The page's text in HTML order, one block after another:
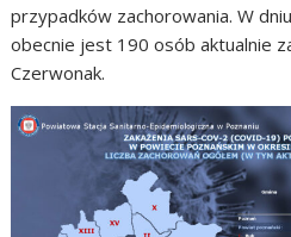
przypadków zachorowania. W
obecnie jest 190 osób aktualnie
Czerwonak.